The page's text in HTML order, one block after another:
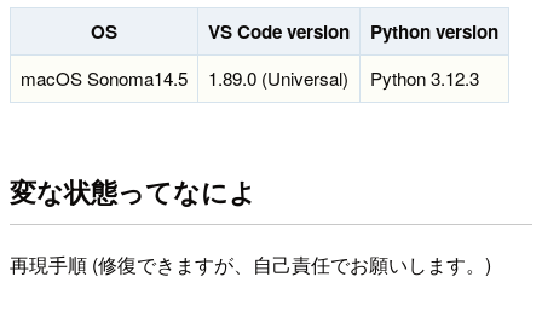
OS VS Code version Python version
macOS Sonoma14.5 1.89.0 (Universal) Python 3.12.3
変な状態ってなによ
再現手順 (修復できますが、自己責任でお願いします。)